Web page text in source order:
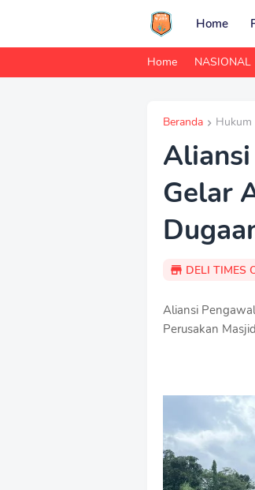
Home
Home NASIONAL
Beranda Hukum
Gelar
DELI TIMES
Aliansi
Perusakan